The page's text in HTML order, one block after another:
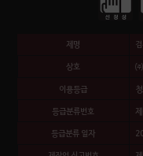
제명
상호
이용등급
등급분류번호
등급분류 일자